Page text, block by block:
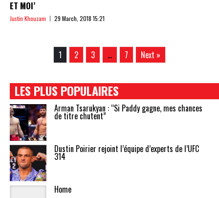
ET MOI’
Justin Khouzam 29 March, 2018 15:21
1 2 3 … 7 Next »
LES PLUS POPULAIRES
Arman Tsarukyan : “Si Paddy gagne, mes chances
de titre chutent”
Dustin Poirier rejoint l’équipe d’experts de l’UFC
314
Home